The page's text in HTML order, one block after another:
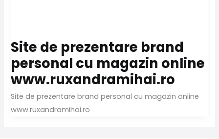
Site de prezentare brand
personal cu magazin online
www.ruxandramihai.ro
Site de prezentare brand personal cu magazin online
www.ruxandramihai.ro